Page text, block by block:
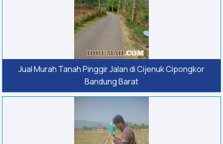
Jual Murah Tanah Pinggir Jalan di Cijenuk Cipongkor
Bandung Barat